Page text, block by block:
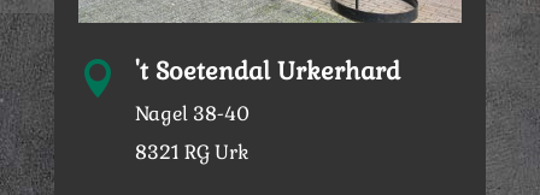
 't Soetendal Urkerhard
Nagel 38-40
8321 RG Urk